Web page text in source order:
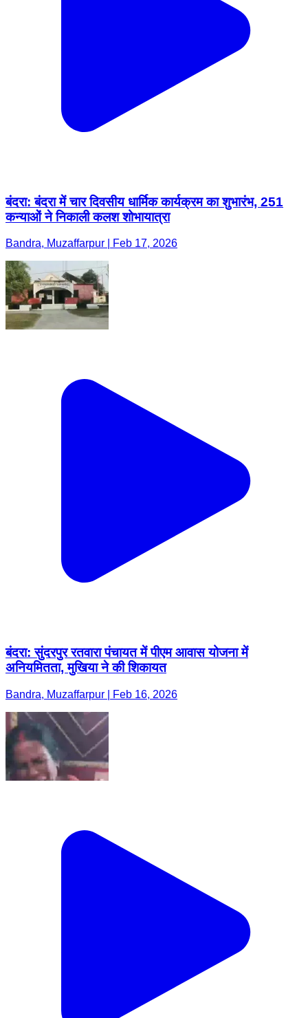
बंदरा: बंदरा में चार दिवसीय धार्मिक कार्यक्रम का शुभारंभ, 251
कन्याओं ने निकाली कलश शोभायात्रा
Bandra, Muzaffarpur | Feb 17, 2026
बंदरा: सुंदरपुर रतवारा पंचायत में पीएम आवास योजना में
अनियमितता, मुखिया ने की शिकायत
Bandra, Muzaffarpur | Feb 16, 2026